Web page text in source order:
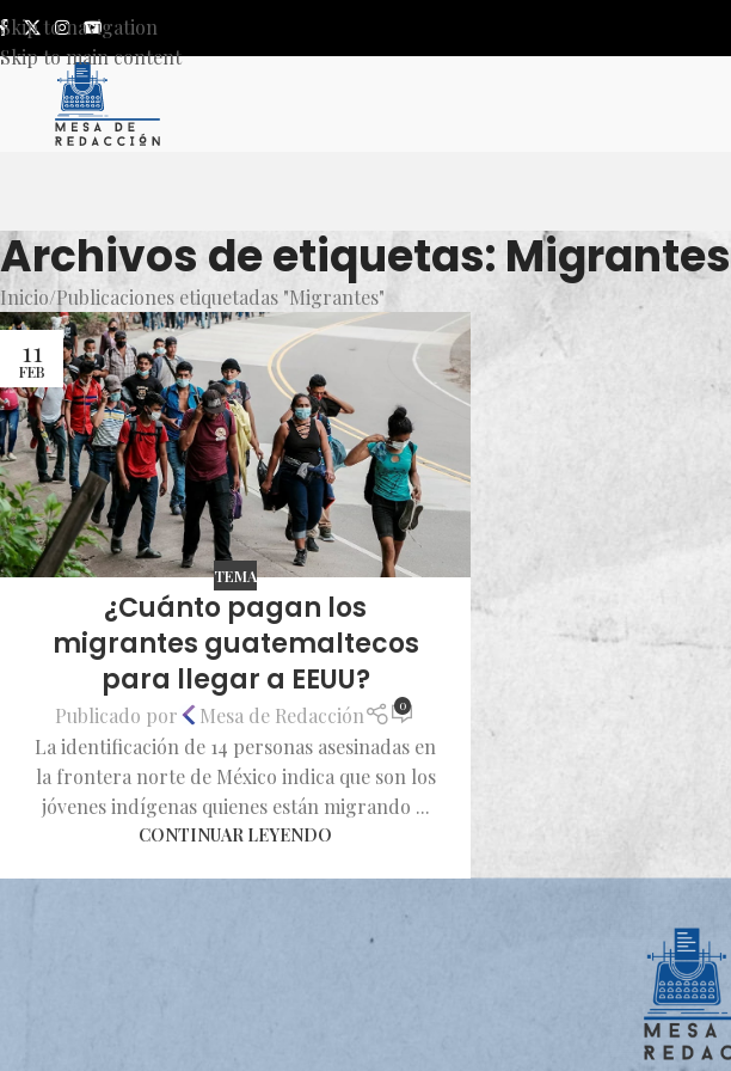
Skip to navigation
Skip to main content
Archivos de etiquetas: Migrantes
Inicio Publicaciones etiquetadas "Migrantes"
11
FEB
TEMA
¿Cuánto pagan los
migrantes guatemaltecos
para llegar a EEUU?
Publicado por Mesa de Redacción 0
La identificación de 14 personas asesinadas en
la frontera norte de México indica que son los
jóvenes indígenas quienes están migrando ...
CONTINUAR LEYENDO